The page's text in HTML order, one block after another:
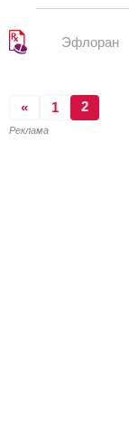
Эфлоран
« 1 2
Реклама